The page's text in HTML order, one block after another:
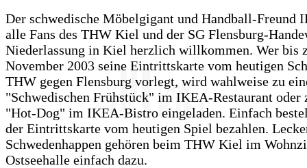
Der schwedische Möbelgigant und Handball-Freund
alle Fans des THW Kiel und der SG Flensburg-
Niederlassung in Kiel herzlich willkommen. Wer bis
November 2003 seine Eintrittskarte vom heutigen
THW gegen Flensburg vorlegt, wird wahlweise zu
"Schwedischen Frühstück" im IKEA-Restaurant oder
"Hot-Dog" im IKEA-Bistro eingeladen. Einfach
der Eintrittskarte vom heutigen Spiel bezahlen.
Schwedenhappen gehören beim THW Kiel im
Ostseehalle einfach dazu.